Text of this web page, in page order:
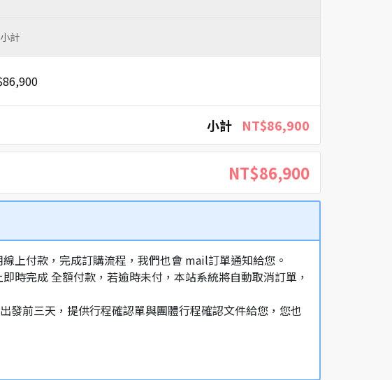
小計
小計 NT$86,900
NT$86,900
上付款，完成訂購流程，我們也會 mail訂單通知給您。
時完成 全額付款，若逾時未付，本站系統將自動取消訂單，
發前三天，提供行程確認單與團體行程確認文件給您，您也